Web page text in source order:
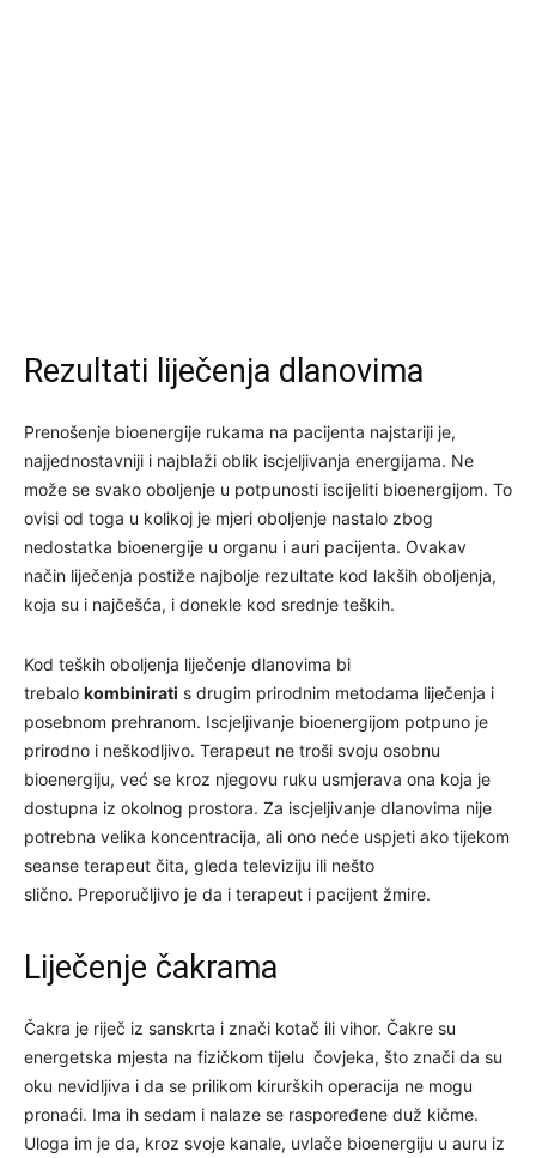
Rezultati liječenja dlanovima
Prenošenje bioenergije rukama na pacijenta najstariji je,
najjednostavniji i najblaži oblik iscjeljivanja energijama. Ne
može se svako oboljenje u potpunosti iscijeliti bioenergijom. To
ovisi od toga u kolikoj je mjeri oboljenje nastalo zbog
nedostatka bioenergije u organu i auri pacijenta. Ovakav
način liječenja postiže najbolje rezultate kod lakših oboljenja,
koja su i najčešća, i donekle kod srednje teških.
Kod teških oboljenja liječenje dlanovima bi
trebalo kombinirati s drugim prirodnim metodama liječenja i
posebnom prehranom. Iscjeljivanje bioenergijom potpuno je
prirodno i neškodljivo. Terapeut ne troši svoju osobnu
bioenergiju, već se kroz njegovu ruku usmjerava ona koja je
dostupna iz okolnog prostora. Za iscjeljivanje dlanovima nije
potrebna velika koncentracija, ali ono neće uspjeti ako tijekom
seanse terapeut čita, gleda televiziju ili nešto
slično. Preporučljivo je da i terapeut i pacijent žmire.
Liječenje čakrama
Čakra je riječ iz sanskrta i znači kotač ili vihor. Čakre su
energetska mjesta na fizičkom tijelu čovjeka, što znači da su
oku nevidljiva i da se prilikom kirurških operacija ne mogu
pronaći. Ima ih sedam i nalaze se raspoređene duž kičme.
Uloga im je da, kroz svoje kanale, uvlače bioenergiju u auru iz